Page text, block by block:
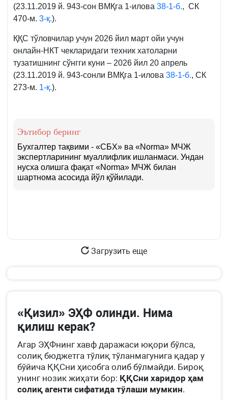
(23.11.2019 й. 943-сон ВМҚга 1-илова 38-1-б., СК
470-м. 3-қ.).
ҚҚС тўловчилар учун 2026 йил март ойи учун
онлайн-НКТ чекларидаги техник хатоларни
тузатишнинг сўнгги куни – 2026 йил 20 апрель
(23.11.2019 й. 943-сонли ВМҚга 1-илова 38-1-б., СК
273-м. 1-қ.).
Эътибор беринг
Бухгалтер тақвими - «СБХ» ва «Norma» МЧЖ
экспертларининг муаллифлик ишланмаси. Ундан
нусха олишга фақат «Norma» МЧЖ билан
шартнома асосида йўл қўйилади.
Загрузить еще
«Қизил» ЭҲФ олинди. Нима
қилиш керак?
Агар ЭҲФнинг хавф даражаси юқори бўлса,
солиқ бюджетга тўлиқ тўланмагунига қадар у
бўйича ҚҚСни ҳисобга олиб бўлмайди. Бироқ
унинг нозик жиҳати бор: ҚҚСни харидор ҳам
солиқ агенти сифатида тўлаши мумкин.